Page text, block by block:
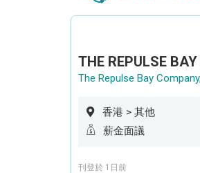
香港 > 其他
薪金面議
刊登於 1日前